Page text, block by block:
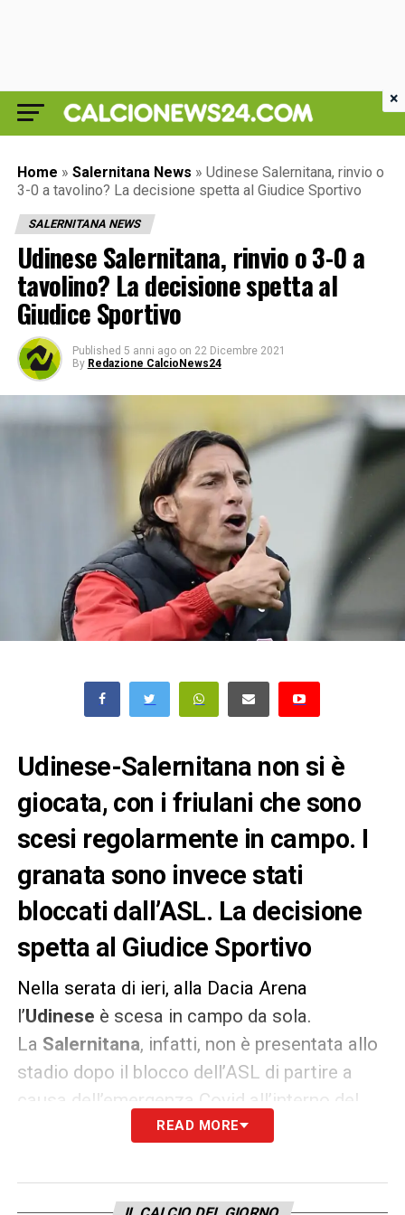
Home » Salernitana News » Udinese Salernitana, rinvio o
3-0 a tavolino? La decisione spetta al Giudice Sportivo
SALERNITANA NEWS
Udinese Salernitana, rinvio o 3-0 a
tavolino? La decisione spetta al
Giudice Sportivo
Published 5 anni ago on 22 Dicembre 2021
By Redazione CalcioNews24
Udinese-Salernitana non si è
giocata, con i friulani che sono
scesi regolarmente in campo. I
granata sono invece stati
bloccati dall’ASL. La decisione
spetta al Giudice Sportivo
Nella serata di ieri, alla Dacia Arena
l’Udinese è scesa in campo da sola.
La Salernitana, infatti, non è presentata allo
stadio dopo il blocco dell’ASL di partire a
causa dell’emergenza Covid all’interno del
gruppo squadra granata. La Lega Serie A non
decisione sul da farsi non è stata ancora
READ MORE
×